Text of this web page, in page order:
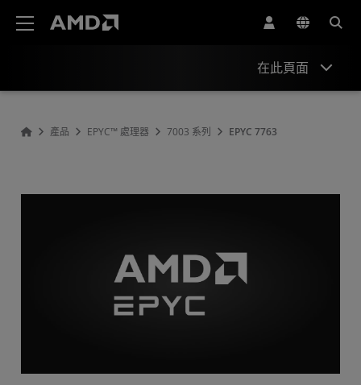
在此頁面
產品 EPYC™ 處理器 7003 系列 EPYC 7763